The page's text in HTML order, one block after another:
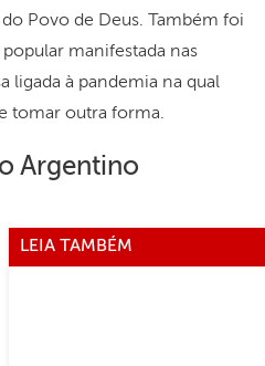
Povo de Deus. Também foi
manifestada nas
ligada à pandemia na qual
tomar outra forma.
Argentino
LEIA TAMBÉM